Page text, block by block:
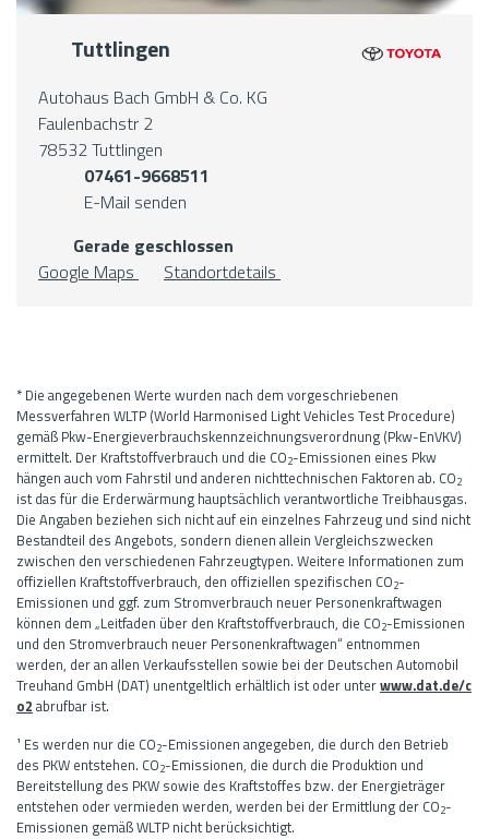
Tuttlingen
Autohaus Bach GmbH & Co. KG
Faulenbachstr 2
78532 Tuttlingen
07461-9668511
E-Mail senden
Gerade geschlossen
Google Maps
Standortdetails
* Die angegebenen Werte wurden nach dem vorgeschriebenen
Messverfahren WLTP (World Harmonised Light Vehicles Test Procedure)
gemäß Pkw-Energieverbrauchskennzeichnungsverordnung (Pkw-EnVKV)
ermittelt. Der Kraftstoffverbrauch und die CO2-Emissionen eines Pkw
hängen auch vom Fahrstil und anderen nichttechnischen Faktoren ab. CO2
ist das für die Erderwärmung hauptsächlich verantwortliche Treibhausgas.
Die Angaben beziehen sich nicht auf ein einzelnes Fahrzeug und sind nicht
Bestandteil des Angebots, sondern dienen allein Vergleichszwecken
zwischen den verschiedenen Fahrzeugtypen. Weitere Informationen zum
offiziellen Kraftstoffverbrauch, den offiziellen spezifischen CO2-
Emissionen und ggf. zum Stromverbrauch neuer Personenkraftwagen
können dem „Leitfaden über den Kraftstoffverbrauch, die CO2-Emissionen
und den Stromverbrauch neuer Personenkraftwagen“ entnommen
werden, der an allen Verkaufsstellen sowie bei der Deutschen Automobil
Treuhand GmbH (DAT) unentgeltlich erhältlich ist oder unterwww.dat.de/c
o2 abrufbar ist.
¹ Es werden nur die CO2-Emissionen angegeben, die durch den Betrieb
des PKW entstehen. CO2-Emissionen, die durch die Produktion und
Bereitstellung des PKW sowie des Kraftstoffes bzw. der Energieträger
entstehen oder vermieden werden, werden bei der Ermittlung der CO2-
Emissionen gemäß WLTP nicht berücksichtigt.